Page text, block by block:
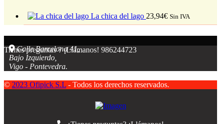
La chica del lago 23,94€ Sin IVA
Tienes preguntas ? ¡Llámanos! 986244723
Calle Barcelona 41,
Bajo Izquierdo,
Vigo - Pontevedra.
© 2023 Ofipick S.L - Todos los derechos reservados.